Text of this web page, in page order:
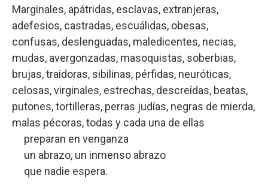
Marginales, apátridas, esclavas, extranjeras,
adefesios, castradas, escuálidas, obesas,
confusas, deslenguadas, maledicentes, necias,
mudas, avergonzadas, masoquistas, soberbias,
brujas, traidoras, sibilinas, pérfidas, neuróticas,
celosas, virginales, estrechas, descreídas, beatas,
putones, tortilleras, perras judías, negras de mierda,
malas pécoras, todas y cada una de ellas
preparan en venganza
un abrazo, un inmenso abrazo
que nadie espera.